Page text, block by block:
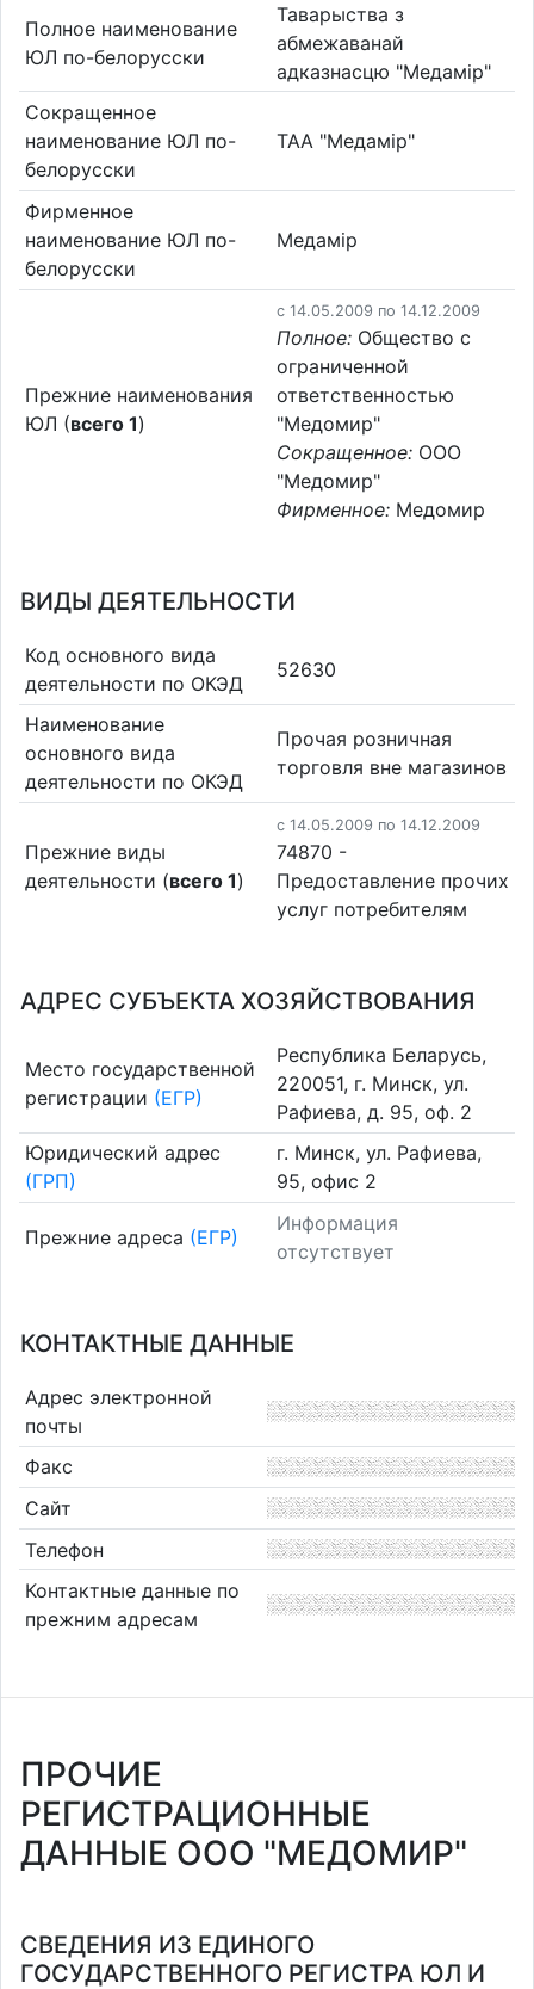
Полное наименование
ЮЛ по-белорусски
Таварыства з
абмежаванай
адказнасцю "Медамір"
Сокращенное
наименование ЮЛ по-
белорусски
ТАА "Медамір"
Фирменное
наименование ЮЛ по-
белорусски
Медамір
Прежние наименования
ЮЛ (всего 1)
c 14.05.2009 по 14.12.2009
Полное: Общество с
ограниченной
ответственностью
"Медомир"
Сокращенное: ООО
"Медомир"
Фирменное: Медомир
ВИДЫ ДЕЯТЕЛЬНОСТИ
Код основного вида
деятельности по ОКЭД
52630
Наименование
основного вида
деятельности по ОКЭД
Прочая розничная
торговля вне магазинов
Прежние виды
деятельности (всего 1)
c 14.05.2009 по 14.12.2009
74870 -
Предоставление прочих
услуг потребителям
АДРЕС СУБЪЕКТА ХОЗЯЙСТВОВАНИЯ
Место государственной
регистрации (ЕГР)
Республика Беларусь,
220051, г. Минск, ул.
Рафиева, д. 95, оф. 2
Юридический адрес
(ГРП)
г. Минск, ул. Рафиева,
95, офис 2
Прежние адреса (ЕГР)
Информация
отсутствует
КОНТАКТНЫЕ ДАННЫЕ
Адрес электронной
почты
Факс
Сайт
Телефон
Контактные данные по
прежним адресам
ПРОЧИЕ
РЕГИСТРАЦИОННЫЕ
ДАННЫЕ ООО "МЕДОМИР"
СВЕДЕНИЯ ИЗ ЕДИНОГО
ГОСУДАРСТВЕННОГО РЕГИСТРА ЮЛ И